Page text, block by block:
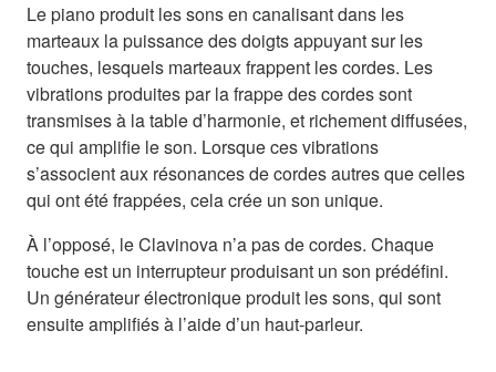
Le piano produit les sons en canalisant dans les
marteaux la puissance des doigts appuyant sur les
touches, lesquels marteaux frappent les cordes. Les
vibrations produites par la frappe des cordes sont
transmises à la table d’harmonie, et richement diffusées,
ce qui amplifie le son. Lorsque ces vibrations
s’associent aux résonances de cordes autres que celles
qui ont été frappées, cela crée un son unique.
À l’opposé, le Clavinova n’a pas de cordes. Chaque
touche est un interrupteur produisant un son prédéfini.
Un générateur électronique produit les sons, qui sont
ensuite amplifiés à l’aide d’un haut-parleur.